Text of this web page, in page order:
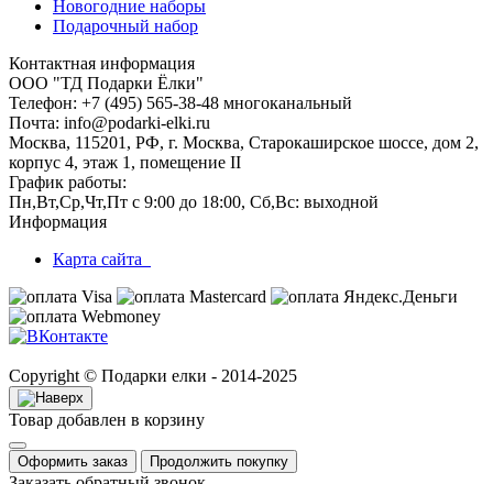
Новогодние наборы
Подарочный набор
Контактная информация
ООО "ТД Подарки Ёлки"
Телефон: +7 (495) 565-38-48 многоканальный
Почта: info@podarki-elki.ru
Москва, 115201, РФ, г. Москва, Старокаширское шоссе, дом 2,
корпус 4, этаж 1, помещение II
График работы:
Пн,Вт,Ср,Чт,Пт с 9:00 до 18:00, Сб,Вс: выходной
Информация
Карта сайта
Copyright © Подарки елки - 2014-2025
Товар добавлен в корзину
Оформить заказ Продолжить покупку